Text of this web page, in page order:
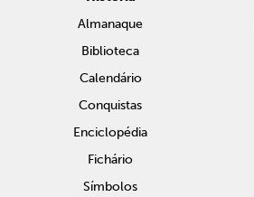
Almanaque
Biblioteca
Calendário
Conquistas
Enciclopédia
Fichário
Símbolos